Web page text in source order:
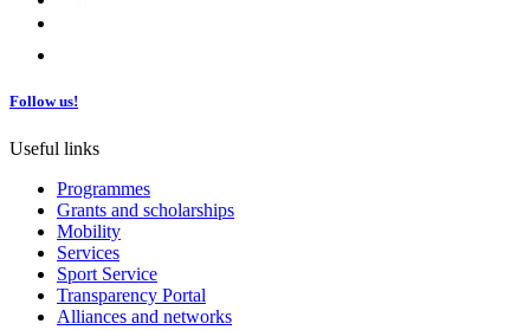
Follow us!
Useful links
Programmes
Grants and scholarships
Mobility
Services
Sport Service
Transparency Portal
Alliances and networks